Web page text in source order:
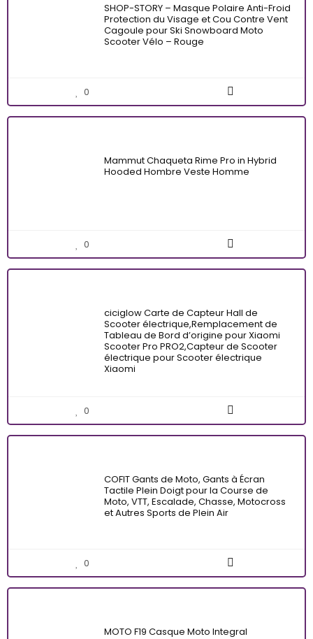
SHOP-STORY – Masque Polaire Anti-Froid
Protection du Visage et Cou Contre Vent
Cagoule pour Ski Snowboard Moto
Scooter Vélo – Rouge
0
Mammut Chaqueta Rime Pro in Hybrid
Hooded Hombre Veste Homme
0
ciciglow Carte de Capteur Hall de
Scooter électrique,Remplacement de
Tableau de Bord d’origine pour Xiaomi
Scooter Pro PRO2,Capteur de Scooter
électrique pour Scooter électrique
Xiaomi
0
COFIT Gants de Moto, Gants à Écran
Tactile Plein Doigt pour la Course de
Moto, VTT, Escalade, Chasse, Motocross
et Autres Sports de Plein Air
0
MOTO F19 Casque Moto Integral